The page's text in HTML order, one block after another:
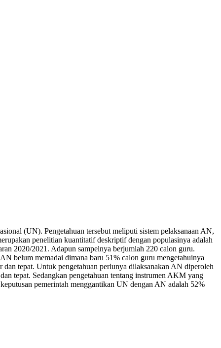
(UN). Pengetahuan tersebut meliputi sistem pelaksanaan AN,
penelitian kuantitatif deskriptif dengan populasinya adalah
2020/2021. Adapun sampelnya berjumlah 220 calon guru.
belum memadai dimana baru 51% calon guru mengetahuinya
dan tepat. Untuk pengetahuan perlunya dilaksanakan AN diperoleh
tepat. Sedangkan pengetahuan tentang instrumen AKM yang
pemerintah menggantikan UN dengan AN adalah 52%